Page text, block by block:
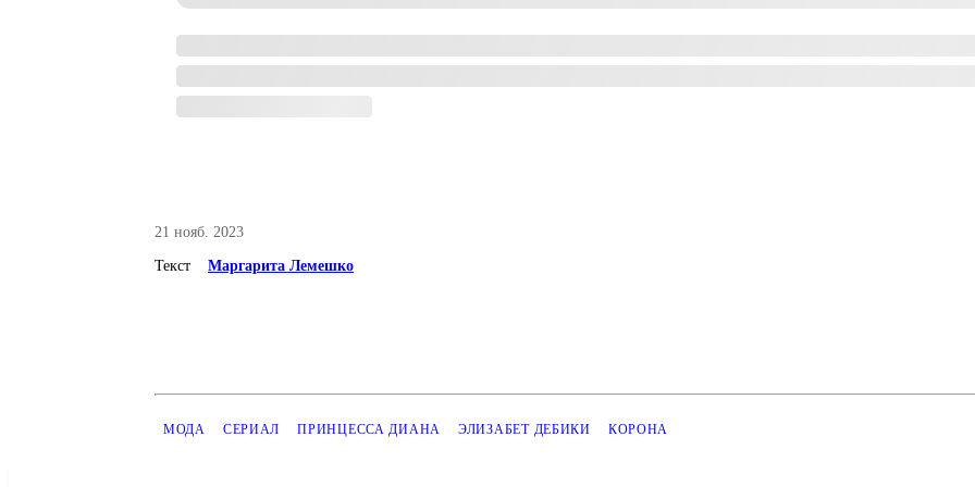
21 нояб. 2023
Текст Маргарита Лемешко
МОДА СЕРИАЛ ПРИНЦЕССА ДИАНА ЭЛИЗАБЕТ ДЕБИКИ КОРОНА